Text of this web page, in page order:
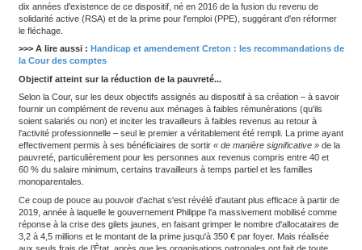
Précarité
Recentrer la prime d'activité sur les ménages les plus
préconisation des Sages pour maintenir un régime
financier, estimant que la prestation a peu d'influence sur
l'emploi.
C'est à peine un peu plus de deux mois après l'entrée en
dela prime d'activité à 3 millions de ménages
2026, que la Cour des comptes a choisi de tacler le bilan de ce
pouvoir d'achat des travailleurs les plus modestes dans un
demande de la commission des finances du Sénat
Rédigé à partir des données compilées par la Drees et avec
de l'Institut des politiques publiques (IPP), le document dresse
dix années d'existence de ce dispositif, né en 2016 de la fusion
solidarité active (RSA) et de la prime pour l'emploi (PPE),